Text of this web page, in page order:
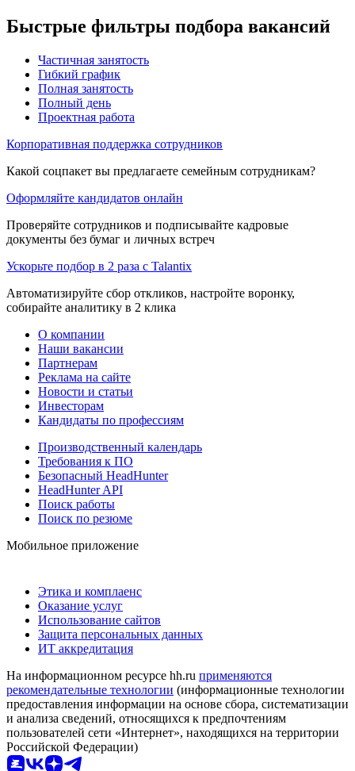
Быстрые фильтры подбора вакансий
Частичная занятость
Гибкий график
Полная занятость
Полный день
Проектная работа
Корпоративная поддержка сотрудников
Какой соцпакет вы предлагаете семейным сотрудникам?
Оформляйте кандидатов онлайн
Проверяйте сотрудников и подписывайте кадровые
документы без бумаг и личных встреч
Ускорьте подбор в 2 раза с Talantix
Автоматизируйте сбор откликов, настройте воронку,
собирайте аналитику в 2 клика
О компании
Наши вакансии
Партнерам
Реклама на сайте
Новости и статьи
Инвесторам
Кандидаты по профессиям
Производственный календарь
Требования к ПО
Безопасный HeadHunter
HeadHunter API
Поиск работы
Поиск по резюме
Мобильное приложение
Этика и комплаенс
Оказание услуг
Использование сайтов
Защита персональных данных
ИТ аккредитация
На информационном ресурсе hh.ru применяются
рекомендательные технологии (информационные технологии
предоставления информации на основе сбора, систематизации
и анализа сведений, относящихся к предпочтениям
пользователей сети «Интернет», находящихся на территории
Российской Федерации)